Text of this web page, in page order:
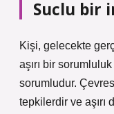
Suclu bir
Kişi, gelecekte
aşırı bir
sorumludur.
tepkilerdir ve aşırı